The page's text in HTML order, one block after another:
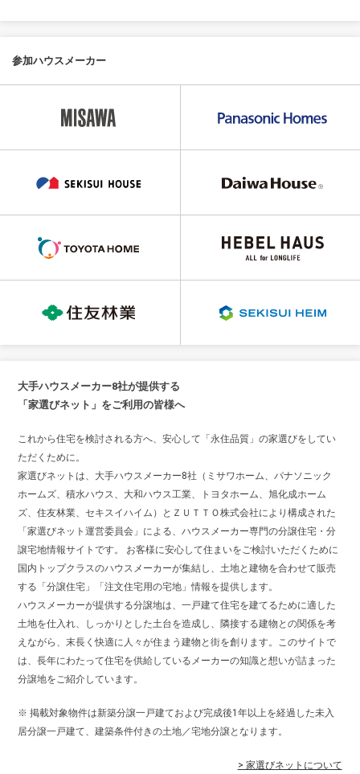
参加ハウスメーカー
大手ハウスメーカー8社が提供する
「家選びネット」をご利用の皆様へ
これから住宅を検討される方へ、安心して「永住品質」の家選びをしてい
ただくために。
家選びネットは、大手ハウスメーカー8社（ミサワホーム、パナソニック
ホームズ、積水ハウス、大和ハウス工業、トヨタホーム、旭化成ホーム
ズ、住友林業、セキスイハイム）とＺＵＴＴＯ株式会社により構成された
「家選びネット運営委員会」による、ハウスメーカー専門の分譲住宅・分
譲宅地情報サイトです。 お客様に安心して住まいをご検討いただくために
国内トップクラスのハウスメーカーが集結し、土地と建物を合わせて販売
する「分譲住宅」「注文住宅用の宅地」情報を提供します。
ハウスメーカーが提供する分譲地は、一戸建て住宅を建てるために適した
土地を仕入れ、しっかりとした土台を造成し、隣接する建物との関係を考
えながら、末長く快適に人々が住まう建物と街を創ります。このサイトで
は、長年にわたって住宅を供給しているメーカーの知識と想いが詰まった
分譲地をご紹介しています。
※ 掲載対象物件は新築分譲一戸建ておよび完成後1年以上を経過した未入
居分譲一戸建て、建築条件付きの土地／宅地分譲となります。
> 家選びネットについて